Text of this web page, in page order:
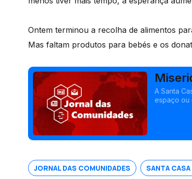
Ontem terminou a recolha de alimentos
Mas faltam produtos para bebés e os
A Santa
espaço ou
JORNAL DAS COMUNIDADES SANTA CASA